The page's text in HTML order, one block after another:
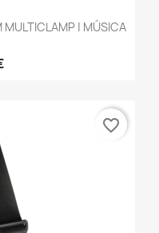
MULTICLAMP | MÚSICA
favorite_border